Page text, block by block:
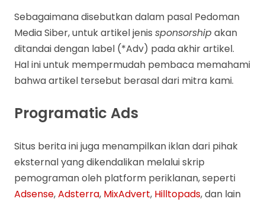
Sebagaimana disebutkan dalam pasal Pedoman
Media Siber, untuk artikel jenis sponsorshipakan
ditandai dengan label (*Adv) pada akhir artikel.
Hal ini untuk mempermudah pembaca memahami
bahwa artikel tersebut berasal dari mitra kami.
Programatic Ads
Situs berita ini juga menampilkan iklan dari pihak
eksternal yang dikendalikan melalui skrip
pemograman oleh platform periklanan, seperti
Adsense,Adsterra, MixAdvert, Hilltopads, dan lain